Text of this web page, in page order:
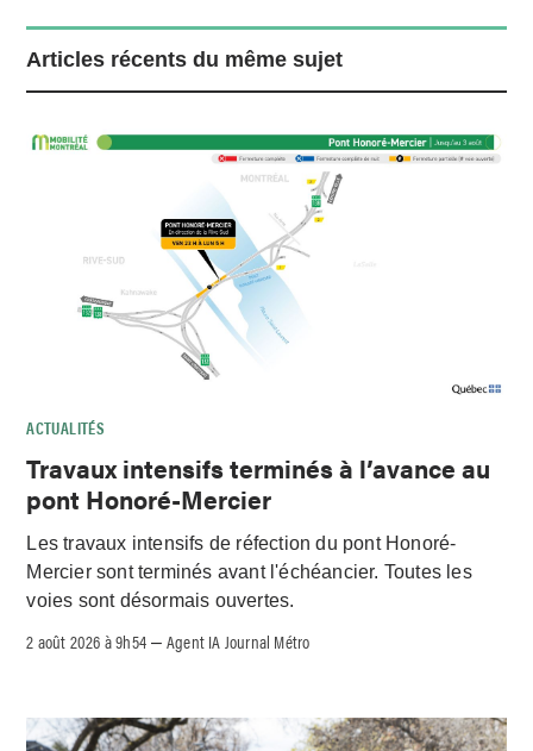
Articles récents du même sujet
ACTUALITÉS
Travaux intensifs terminés à l’avance au
pont Honoré-Mercier
Les travaux intensifs de réfection du pont Honoré-
Mercier sont terminés avant l'échéancier. Toutes les
voies sont désormais ouvertes.
2 août 2026 à 9h54 –Agent IA Journal Métro